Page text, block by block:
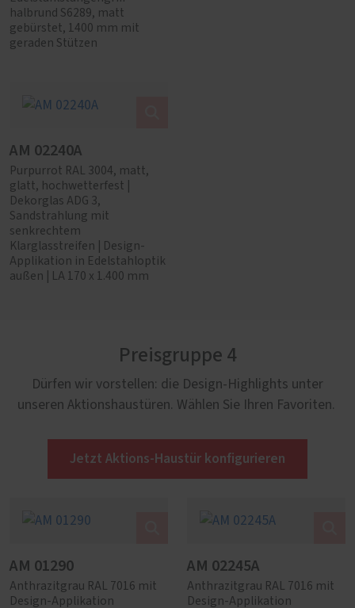
halbrund S6289, matt
gebürstet, 1400 mm mit
geraden Stützen
AM 02240A
Purpurrot RAL 3004, matt,
glatt, hochwetterfest |
Dekorglas ADG 3,
Sandstrahlung mit
senkrechtem
Klarglasstreifen | Design-
Applikation in Edelstahloptik
außen | LA 170 x 1.400 mm
Preisgruppe 4
Dürfen wir vorstellen: die Design-Highlights unter
unseren Aktionshaustüren. Wählen Sie Ihren Favoriten.
Jetzt Aktions-Haustür konfigurieren
AM 01290
Anthrazitgrau RAL 7016 mit
Design-Applikation
AM 02245A
Anthrazitgrau RAL 7016 mit
Design-Applikation